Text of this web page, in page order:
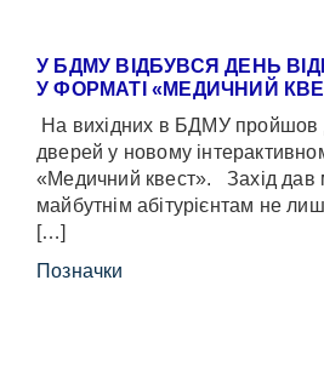
У БДМУ ВІДБУВСЯ ДЕНЬ
У ФОРМАТІ «МЕДИЧНИЙ
На вихідних в БДМУ пройшов
дверей у новому
«Медичний квест». Захід дав
майбутнім абітурієнтам не
[…]
Позначки